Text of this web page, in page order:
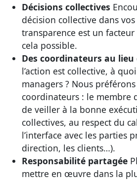
Décisions collectives
décision collective dans
transparence est un
cela possible.
Des coordinateurs au lieu
l’action est collective, à
managers ? Nous
coordinateurs : le membre
de veiller à la bonne
collectives, au respect du
l’interface avec les parties
direction, les clients…).
Responsabilité partagée
mettre en œuvre dans la